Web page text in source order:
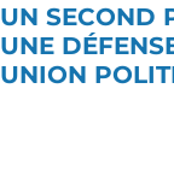
UN SECOND
UNE
UNION